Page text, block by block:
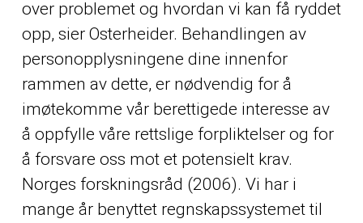
over problemet og hvordan vi kan få ryddet
opp, sier Osterheider. Behandlingen av
personopplysningene dine innenfor
rammen av dette, er nødvendig for å
imøtekomme vår berettigede interesse av
å oppfylle våre rettslige forpliktelser og for
å forsvare oss mot et potensielt krav.
Norges forskningsråd (2006). Vi har i
mange år benyttet regnskapssystemet til